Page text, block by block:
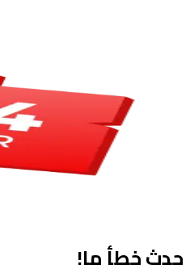
حدث خطأ ما!